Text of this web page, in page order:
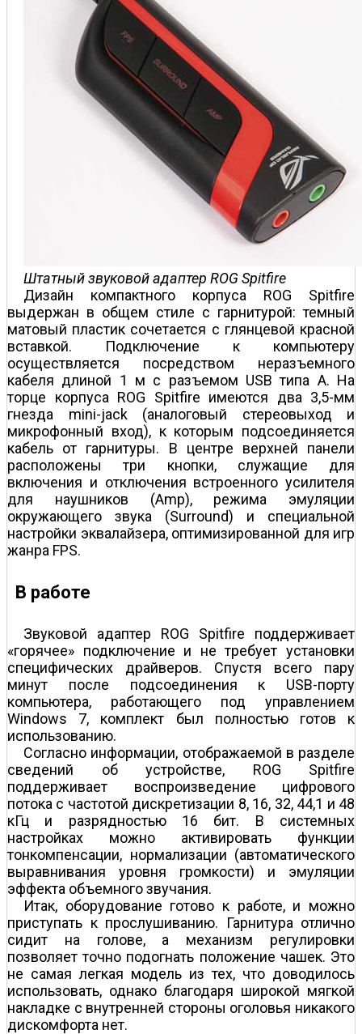
Штатный звуковой адаптер ROG Spitfire
Дизайн компактного корпуса ROG Spitfire
выдержан в общем стиле с гарнитурой: темный
матовый пластик сочетается с глянцевой красной
вставкой. Подключение к компьютеру
осуществляется посредством неразъемного
кабеля длиной 1 м с разъемом USB типа А. На
торце корпуса ROG Spitfire имеются два 3,5-мм
гнезда mini-jack (аналоговый стереовыход и
микрофонный вход), к которым подсоединяется
кабель от гарнитуры. В центре верхней панели
расположены три кнопки, служащие для
включения и отключения встроенного усилителя
для наушников (Amp), режима эмуляции
окружающего звука (Surround) и специальной
настройки эквалайзера, оптимизированной для игр
жанра FPS.
В работе
Звуковой адаптер ROG Spitfire поддерживает
«горячее» подключение и не требует установки
специфических драйверов. Спустя всего пару
минут после подсоединения к USB-порту
компьютера, работающего под управлением
Windows 7, комплект был полностью готов к
использованию.
Согласно информации, отображаемой в разделе
сведений об устройстве, ROG Spitfire
поддерживает воспроизведение цифрового
потока с частотой дискретизации 8, 16, 32, 44,1 и 48
кГц и разрядностью 16 бит. В системных
настройках можно активировать функции
тонкомпенсации, нормализации (автоматического
выравнивания уровня громкости) и эмуляции
эффекта объемного звучания.
Итак, оборудование готово к работе, и можно
приступать к прослушиванию. Гарнитура отлично
сидит на голове, а механизм регулировки
позволяет точно подогнать положение чашек. Это
не самая легкая модель из тех, что доводилось
использовать, однако благодаря широкой мягкой
накладке с внутренней стороны оголовья никакого
дискомфорта нет.